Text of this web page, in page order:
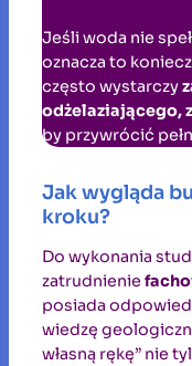
Jeśli woda nie
oznacza to
często wystarczy
odżelaziającego,
by przywrócić
Jak wygląda
kroku?
Do wykonania
zatrudnienie
posiada
wiedzę
własną rękę” nie